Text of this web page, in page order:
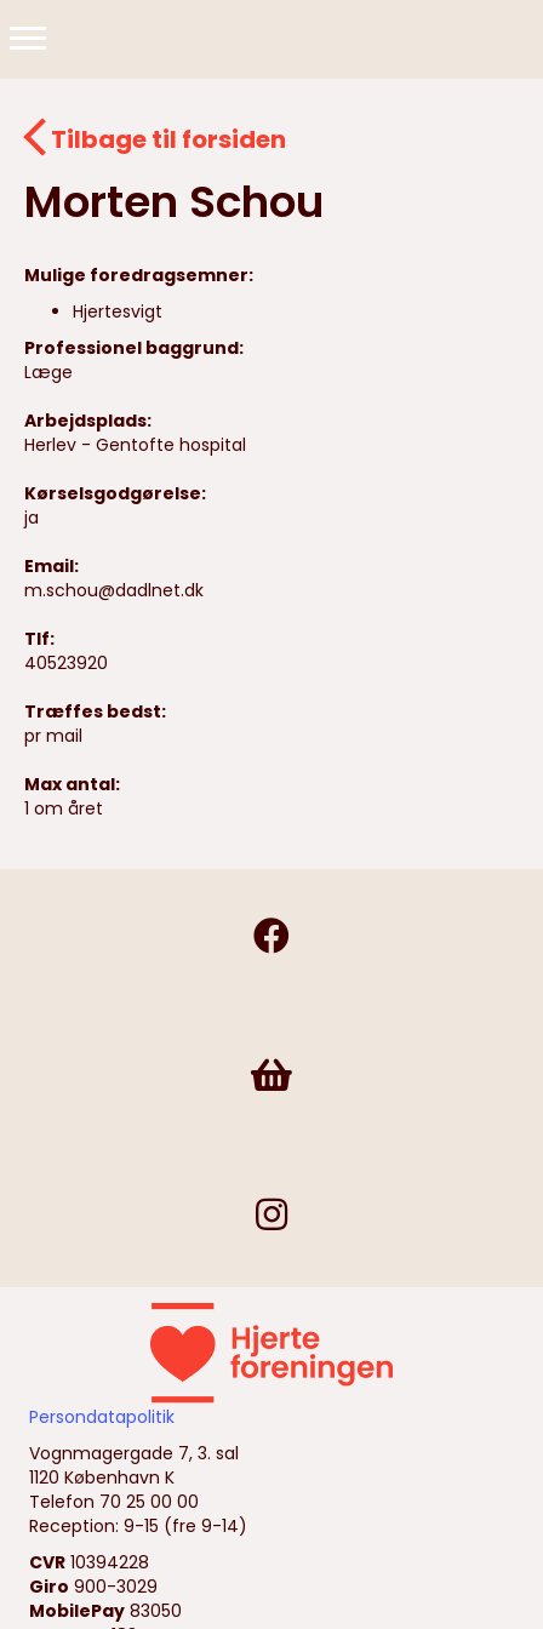
Tilbage til forsiden
Morten Schou
Mulige foredragsemner:
Hjertesvigt
Professionel baggrund:
Læge
Arbejdsplads:
Herlev - Gentofte hospital
Kørselsgodgørelse:
ja
Email:
m.schou@dadlnet.dk
Tlf:
40523920
Træffes bedst:
pr mail
Max antal:
1 om året
Frivilligshop
Persondatapolitik
Vognmagergade 7, 3. sal
1120 København K
Telefon 70 25 00 00
Reception: 9-15 (fre 9-14)
CVR 10394228
Giro 900-3029
MobilePay 83050